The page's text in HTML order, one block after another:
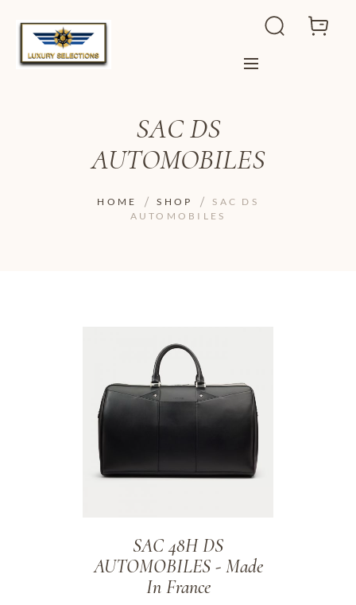
SAC DS
AUTOMOBILES
HOME SHOP
SAC DS
AUTOMOBILES
SAC 48H DS
AUTOMOBILES - Made
In France